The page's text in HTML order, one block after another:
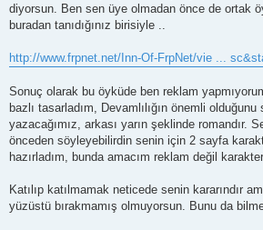
diyorsun. Ben sen üye olmadan önce de ortak
buradan tanıdığınız birisiyle ..
http://www.frpnet.net/Inn-Of-FrpNet/vie ...
Sonuç olarak bu öyküde ben reklam
bazlı tasarladım, Devamlılığın önemli
yazacağımız, arkası yarın şeklinde romandır.
önceden söyleyebilirdin senin için 2 sayfa
hazırladım, bunda amacım reklam değil
Katılıp katılmamak neticede senin kararındır
yüzüstü bırakmamış olmuyorsun. Bunu da